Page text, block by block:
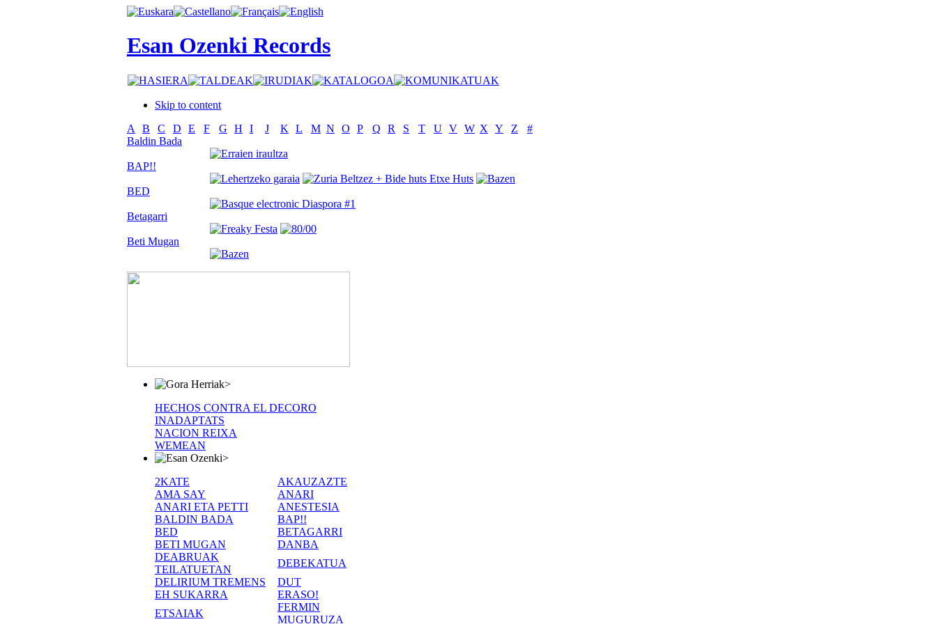
Esan Ozenki Records
Skip to content
A
B C D E F G H I J K L M N O P Q R S T U V W X Y Z
#
Baldin Bada
BAP!!
BED
Betagarri
Beti Mugan
>
HECHOS CONTRA EL DECORO
INADAPTATS
NACION REIXA
WEMEAN
>
2KATE
AKAUZAZTE
AMA SAY
ANARI
ANARI ETA PETTI
ANESTESIA
BALDIN BADA
BAP!!
BED
BETAGARRI
BETI MUGAN
DANBA
DEABRUAK
TEILATUETAN
DEBEKATUA
DELIRIUM TREMENS
DUT
EH SUKARRA
ERASO!
ETSAIAK
FERMIN
MUGURUZA